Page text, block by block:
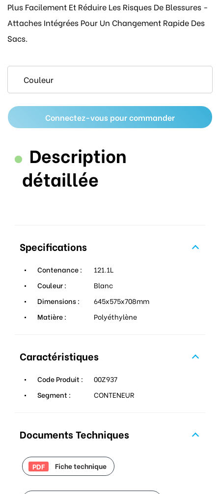
Plus Facilement Et Réduire Les Risques De Blessures -
Attaches Intégrées Pour Un Changement Rapide Des
Sacs.
Connectez-vous pour commander
Description
détaillée
Specifications
Contenance :
121.1L
Couleur :
Blanc
Dimensions :
645x575x708mm
Matière :
Polyéthylène
Caractéristiques
Code Produit :
00Z937
Segment :
CONTENEUR
Documents Techniques
PDF Fiche technique